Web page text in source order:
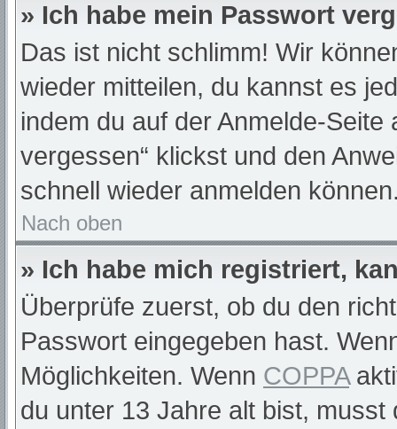
» Ich habe mein Passwort
Das ist nicht schlimm! Wir
wieder mitteilen, du kannst es
indem du auf der Anmelde-Seite
vergessen“ klickst und den
schnell wieder anmelden
Nach oben
» Ich habe mich registriert,
Überprüfe zuerst, ob du den
Passwort eingegeben hast.
Möglichkeiten. Wenn COPPA
du unter 13 Jahre alt bist,